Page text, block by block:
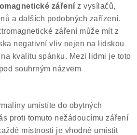
záření z vysílačů,
a dalších podobných zařízení.
záření může mít z
negativní vliv nejen na lidskou
kvalitu spánku. Mezi lidmi je toto
souhrným názvem
umístíte do obytných
proti tomuto nežádoucímu záření
místnosti je vhodné umístit